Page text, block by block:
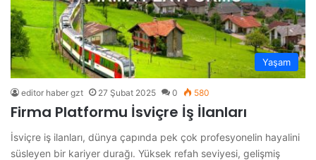
Yaşam
editor haber gzt 27 Şubat 2025 0 580
Firma Platformu İsviçre İş İlanları
İsviçre iş ilanları, dünya çapında pek çok profesyonelin hayalini
süsleyen bir kariyer durağı. Yüksek refah seviyesi, gelişmiş